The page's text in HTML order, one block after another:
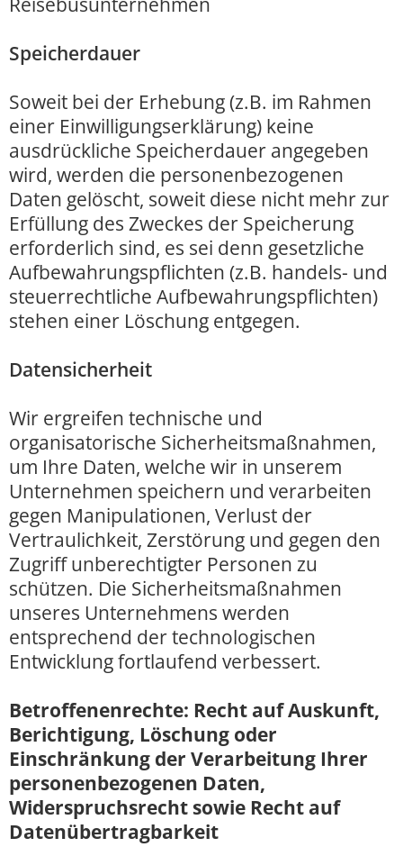
Speicherdauer
Soweit bei der Erhebung (z.B. im Rahmen
einer Einwilligungserklärung) keine
ausdrückliche Speicherdauer angegeben
wird, werden die personenbezogenen
Daten gelöscht, soweit diese nicht mehr zur
Erfüllung des Zweckes der Speicherung
erforderlich sind, es sei denn gesetzliche
Aufbewahrungspflichten (z.B. handels- und
steuerrechtliche Aufbewahrungspflichten)
stehen einer Löschung entgegen.
Datensicherheit
Wir ergreifen technische und
organisatorische Sicherheitsmaßnahmen,
um Ihre Daten, welche wir in unserem
Unternehmen speichern und verarbeiten
gegen Manipulationen, Verlust der
Vertraulichkeit, Zerstörung und gegen den
Zugriff unberechtigter Personen zu
schützen. Die Sicherheitsmaßnahmen
unseres Unternehmens werden
entsprechend der technologischen
Entwicklung fortlaufend verbessert.
Betroffenenrechte: Recht auf Auskunft,
Berichtigung, Löschung oder
Einschränkung der Verarbeitung Ihrer
personenbezogenen Daten,
Widerspruchsrecht sowie Recht auf
Datenübertragbarkeit